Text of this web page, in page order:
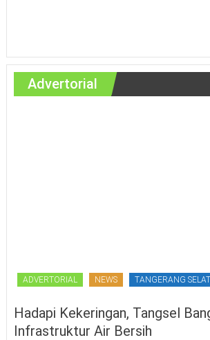
Advertorial
ADVERTORIAL NEWS TANGERANG
Hadapi Kekeringan, Tangsel
Infrastruktur Air Bersih